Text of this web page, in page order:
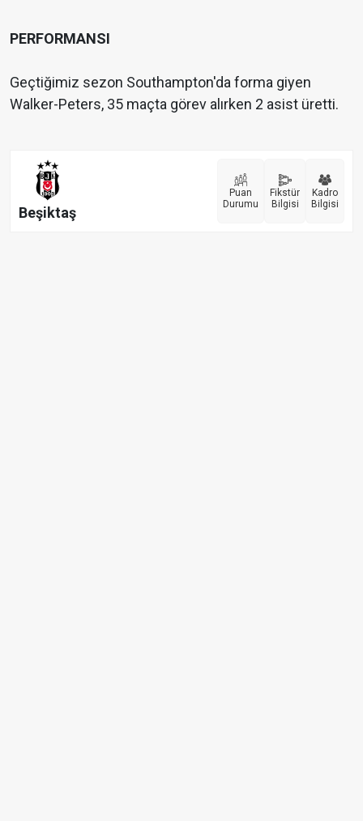
PERFORMANSI
Geçtiğimiz sezon Southampton'da forma giyen
Walker-Peters, 35 maçta görev alırken 2 asist üretti.
Beşiktaş
Puan
Durumu
Fikstür
Bilgisi
Kadro
Bilgisi